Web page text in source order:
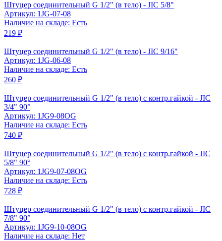
Штуцер соединительный G 1/2" (в тело) - JIC 5/8"
Артикул: 1JG-07-08
Наличие на складе: Есть
219 ₽
Штуцер соединительный G 1/2" (в тело) - JIC 9/16"
Артикул: 1JG-06-08
Наличие на складе: Есть
260 ₽
Штуцер соединительный G 1/2" (в тело) с контр.гайкой - JIC
3/4" 90°
Артикул: 1JG9-08OG
Наличие на складе: Есть
740 ₽
Штуцер соединительный G 1/2" (в тело) с контр.гайкой - JIC
5/8" 90°
Артикул: 1JG9-07-08OG
Наличие на складе: Есть
728 ₽
Штуцер соединительный G 1/2" (в тело) с контр.гайкой - JIC
7/8" 90°
Артикул: 1JG9-10-08OG
Наличие на складе: Нет